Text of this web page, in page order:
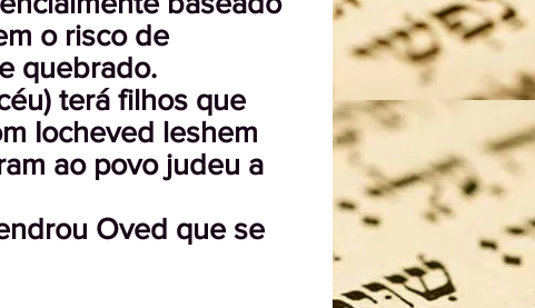
o risco de
quebrado.
terá filhos que
Iocheved leshem
ao povo judeu a
Oved que se